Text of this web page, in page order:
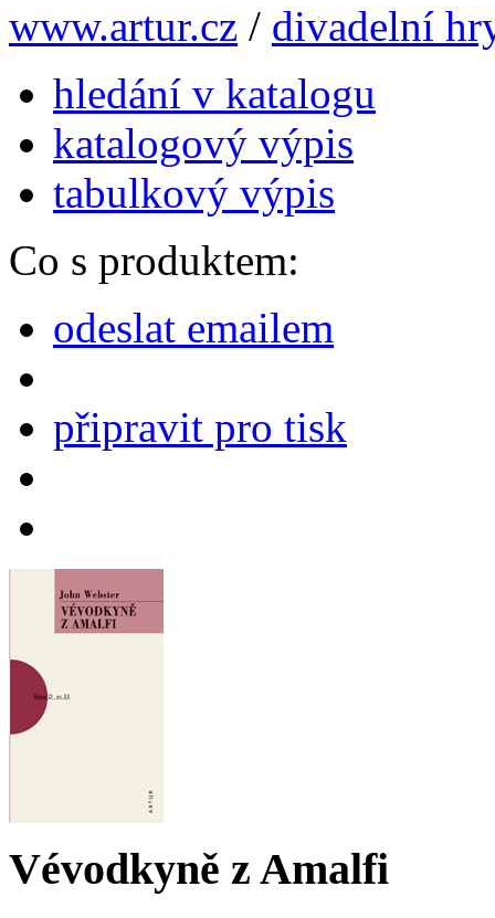
www.artur.cz / divadelní
hledání v katalogu
katalogový výpis
tabulkový výpis
Co s produktem:
odeslat emailem
připravit pro tisk
Vévodkyně z Amalfi